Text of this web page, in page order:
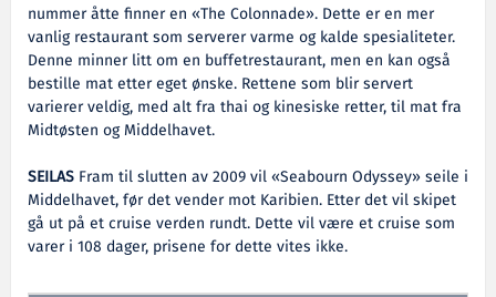
nummer åtte finner en «The Colonnade». Dette er en mer
vanlig restaurant som serverer varme og kalde spesialiteter.
Denne minner litt om en buffetrestaurant, men en kan også
bestille mat etter eget ønske. Rettene som blir servert
varierer veldig, med alt fra thai og kinesiske retter, til mat fra
Midtøsten og Middelhavet.
SEILAS Fram til slutten av 2009 vil «Seabourn Odyssey» seile i
Middelhavet, før det vender mot Karibien. Etter det vil skipet
gå ut på et cruise verden rundt. Dette vil være et cruise som
varer i 108 dager, prisene for dette vites ikke.